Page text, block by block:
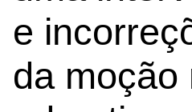
e
da moção